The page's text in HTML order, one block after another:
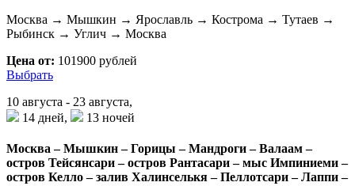
Москва → Мышкин → Ярославль → Кострома → Тутаев →
Рыбинск → Углич → Москва
Цена от: 101900 рублей
Выбрать
10 августа - 23 августа,
14 дней,
13 ночей
Москва – Мышкин – Горицы – Мандроги – Валаам –
остров Тейсянсари – остров Рантасари – мыс Импиниеми –
остров Келло – залив Халинселькя – Пеллотсари – Лаппи –